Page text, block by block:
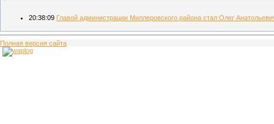
20:38:09 Главой администрации Миллеровского района стал Олег
Полная версия сайта